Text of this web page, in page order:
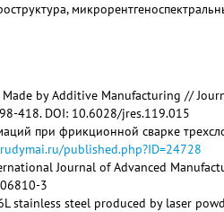
by Additive Manufacturing //
418. DOI: 10.6028/jres.119.015
при фрикционной сварке
published.php?ID=24728
Journal of Advanced
3
stainless steel produced by laser